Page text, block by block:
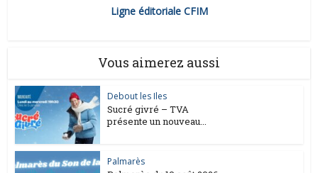
Ligne éditoriale CFIM
Vous aimerez aussi
Debout les Iles
Sucré givré – TVA
présente un nouveau...
Palmarès